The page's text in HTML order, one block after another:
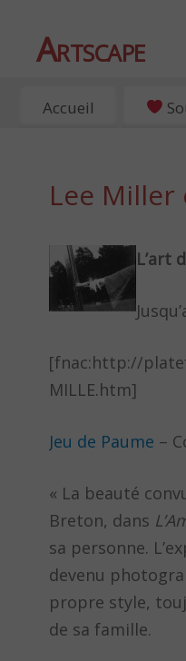
Artscape
EXPOSITIONS,
Accueil
Lee Miller
L’art
[fnac:http://
MILLE.htm]
Jeu de Paume –
« La beauté
Breton, dans
sa personne.
devenu
propre style,
de sa famille.